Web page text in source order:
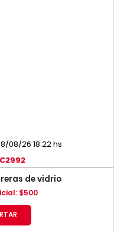
08/26 18:22 hs
de vidrio
: $500